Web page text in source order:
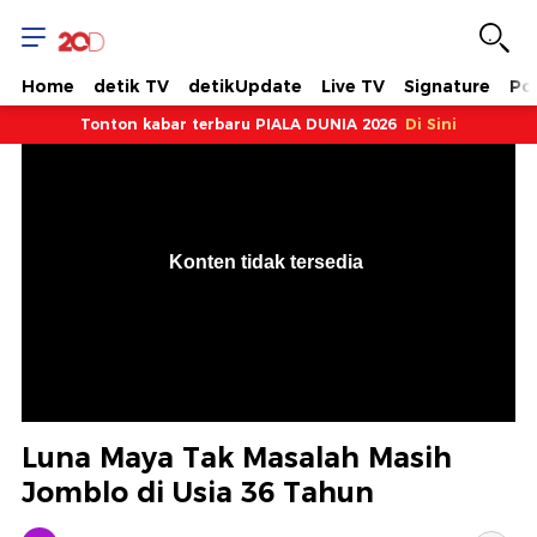
Home detik TV detikUpdate Live TV Signature
Tonton kabar terbaru PIALA DUNIA 2026 Di Sini
Konten tidak tersedia
Luna Maya Tak Masalah Masih
Jomblo di Usia 36 Tahun